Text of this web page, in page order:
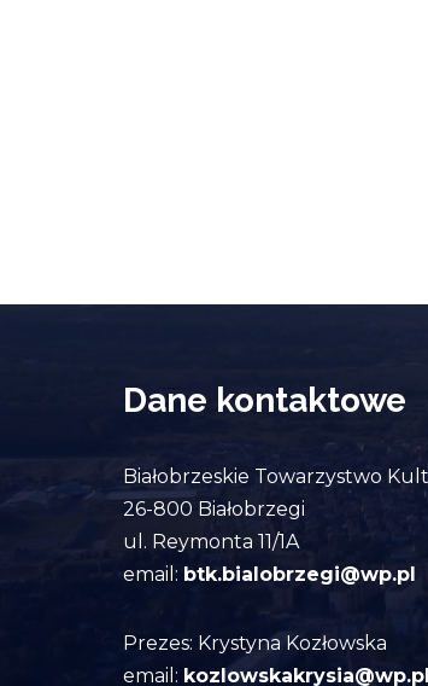
Dane kontaktowe
Białobrzeskie Towarzystwo
26-800 Białobrzegi
ul. Reymonta 11/1A
email: btk.bialobrzegi@wp.pl
Prezes: Krystyna Kozłowska
email: kozlowskakrysia@wp.pl